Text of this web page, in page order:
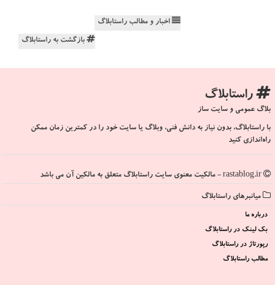
اخبار و مطالب راستابلاگ
بازگشت به راستابلاگ
راستابلاگ
بلاگ عمومی و سایت ساز
با راستابلاگ، بدون نیاز به دانش فنی، وبلاگ یا سایت خود را در کمترین زمان ممکن
راه‌اندازی کنید
میانبرهای راستابلاگ
درباره ما
بک لینک در راستابلاگ
رپورتاژ در راستابلاگ
مطالب راستابلاگ